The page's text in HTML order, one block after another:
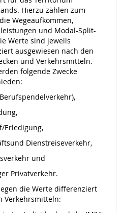
Hierzu zählen zum
Wegeaufkommen,
und Modal-Split-
Werte sind jeweils
ausgewiesen nach den
und Verkehrsmitteln.
folgende Zwecke
Erledigung,
Dienstreiseverkehr,
und
Privatverkehr.
die Werte differenziert
Verkehrsmitteln: